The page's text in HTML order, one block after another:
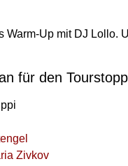
Warm-Up mit DJ
für den
Zivkov